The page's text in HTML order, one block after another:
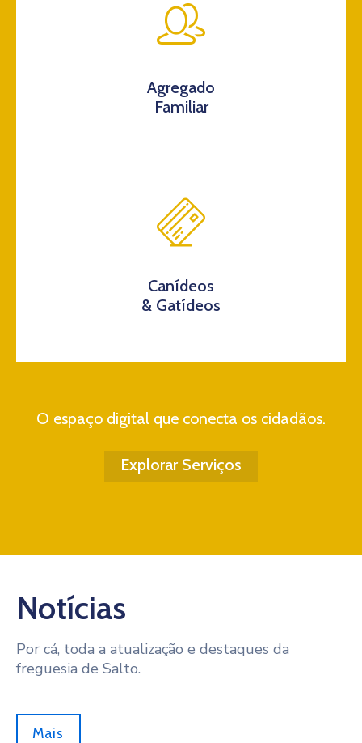
Agregado
Familiar
Canídeos
& Gatídeos
O espaço digital que conecta os cidadãos.
Explorar Serviços
Notícias
Por cá, toda a atualização e destaques da
freguesia de Salto.
Mais